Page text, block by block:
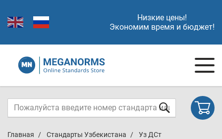
Низкие цены!
Экономим время и бюджет!
Главная Стандарты Узбекистана
Уз ДСт